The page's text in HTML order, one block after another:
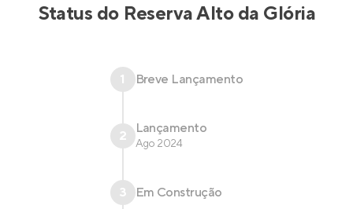
Status do Reserva Alto da Glória
1 Breve Lançamento
2 Lançamento
Ago 2024
3 Em Construção